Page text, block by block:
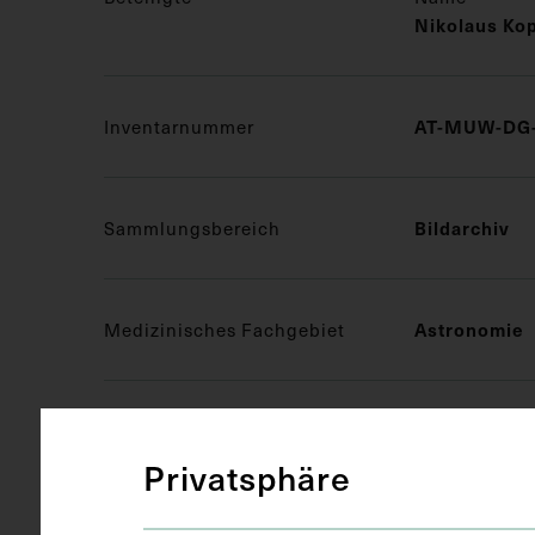
Nikolaus
Inventarnummer AT-MUW-
Sammlungsbereich Bildarchiv
Medizinisches Fachgebiet Astronomie
Privatsphäre